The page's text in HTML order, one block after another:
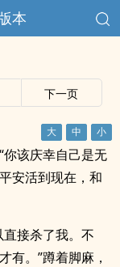
本
下一页
该庆幸自己是无
安活到现在，和
接杀了我。不
有。”蹲着脚麻，